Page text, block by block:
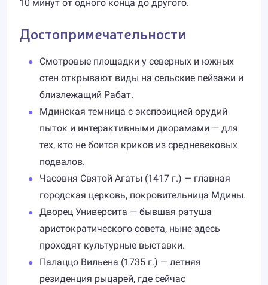
10 минут от одного конца до другого.
Достопримечательности
Смотровые площадки у северных и южных
стен открывают виды на сельские пейзажи и
близлежащий Рабат.
Мдинская темница с экспозицией орудий
пыток и интерактивными диорамами — для
тех, кто не боится криков из средневековых
подвалов.
Часовня Святой Агаты (1417 г.) — главная
городская церковь, покровительница Мдины.
Дворец Университа — бывшая ратуша
аристократического совета, ныне здесь
проходят культурные выставки.
Палаццо Вильена (1735 г.) — летняя
резиденция рыцарей, где сейчас